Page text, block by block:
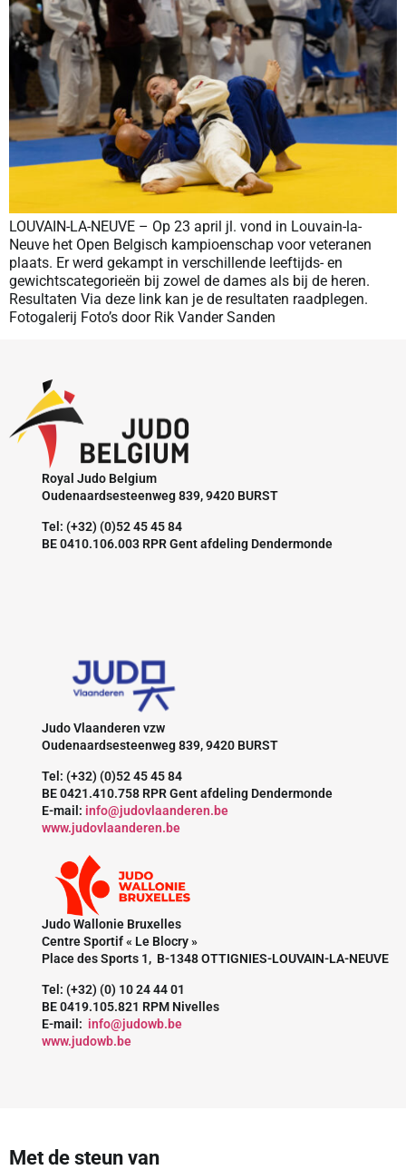
LOUVAIN-LA-NEUVE – Op 23 april jl. vond in Louvain-la-
Neuve het Open Belgisch kampioenschap voor veteranen
plaats. Er werd gekampt in verschillende leeftijds- en
gewichtscategorieën bij zowel de dames als bij de heren.
Resultaten Via deze link kan je de resultaten raadplegen.
Fotogalerij Foto’s door Rik Vander Sanden
Royal Judo Belgium
Oudenaardsesteenweg 839, 9420 BURST
Tel: (+32) (0)52 45 45 84
BE 0410.106.003 RPR Gent afdeling Dendermonde
Judo Vlaanderen vzw
Oudenaardsesteenweg 839, 9420 BURST
Tel: (+32) (0)52 45 45 84
BE 0421.410.758 RPR Gent afdeling Dendermonde
E-mail: info@judovlaanderen.be
www.judovlaanderen.be
Judo Wallonie Bruxelles
Centre Sportif « Le Blocry »
Place des Sports 1, B-1348 OTTIGNIES-LOUVAIN-LA-NEUVE
Tel: (+32) (0) 10 24 44 01
BE 0419.105.821 RPM Nivelles
E-mail: info@judowb.be
www.judowb.be
Met de steun van